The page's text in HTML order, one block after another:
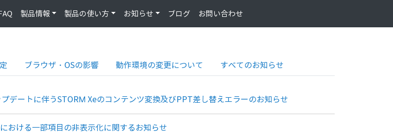
製品情報 製品の使い方 お知らせ ブログ お問い合わせ
ブラウザ・OSの影響 動作環境の変更について すべてのお知らせ
デートに伴うSTORM Xeのコンテンツ変換及びPPT差し替えエラーのお知らせ
における一部項目の非表示化に関するお知らせ